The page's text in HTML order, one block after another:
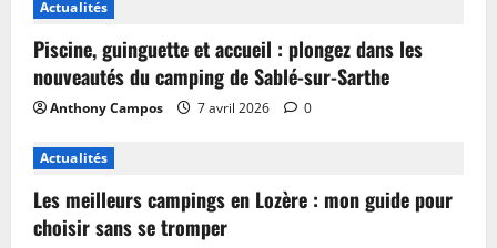
Actualités
Piscine, guinguette et accueil : plongez dans les
nouveautés du camping de Sablé-sur-Sarthe
Anthony Campos 7 avril 2026 0
Actualités
Les meilleurs campings en Lozère : mon guide pour
choisir sans se tromper